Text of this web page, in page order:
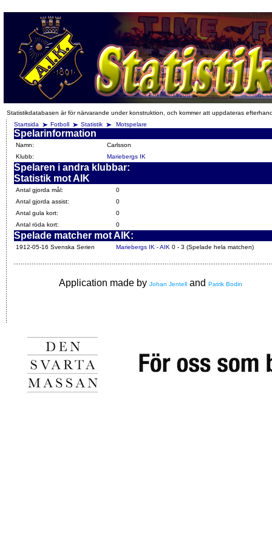
Statistikdatabasen är för närvarande under konstruktion, och kommer att uppdateras
Startsida
Fotboll Statistik Motspelare
Spelarinformation
Namn:
Carlsson
Klubb:
Mariebergs IK
Spelaren i andra klubbar:
Statistik mot AIK
Antal gjorda mål:
0
Antal gjorda assist:
0
Antal gula kort:
0
Antal röda kort:
0
Spelade matcher mot AIK:
1912-05-16 Svenska Serien Mariebergs IK - AIK 0 - 3 (Spelade hela matchen)
Application made by Johan Jentell and Patrik Bodin